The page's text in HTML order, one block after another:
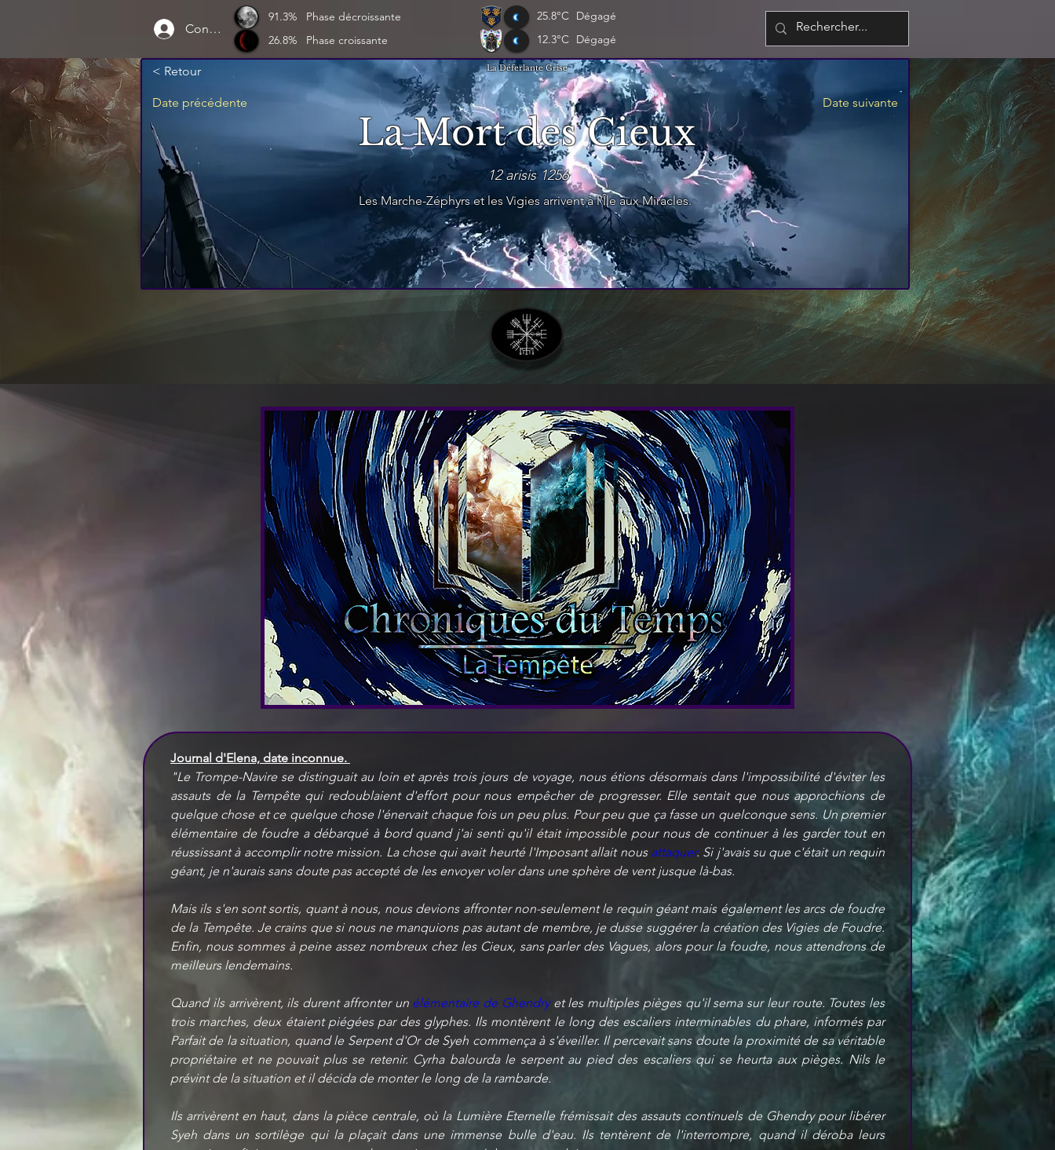
Connexion
91.3%
Phase décroissante
26.8%
Phase croissante
25.8°C Dégagé
12.3°C Dégagé
< Retour
Date précédente Date suivante
La Mort des Cieux
Les Marche-Zéphyrs et les Vigies arrivent à l'Île aux Miracles.
12 arisis 1256
La Déferlante Grise
Journal d'Elena, date inconnue.
"Le Trompe-Navire se distinguait au loin et après trois jours de voyage, nous étions désormais dans l'impossibilité d'éviter les
assauts de la Tempête qui redoublaient d'effort pour nous empêcher de progresser. Elle sentait que nous approchions de
quelque chose et ce quelque chose l'énervait chaque fois un peu plus. Pour peu que ça fasse un quelconque sens. Un premier
élémentaire de foudre a débarqué à bord quand j'ai senti qu'il était impossible pour nous de continuer à les garder tout en
réussissant à accomplir notre mission. La chose qui avait heurté l'Imposant allait nous attaquer. Si j'avais su que c'était un requin
géant, je n'aurais sans doute pas accepté de les envoyer voler dans une sphère de vent jusque là-bas.
Mais ils s'en sont sortis, quant à nous, nous devions affronter non-seulement le requin géant mais également les arcs de foudre
de la Tempête. Je crains que si nous ne manquions pas autant de membre, je dusse suggérer la création des Vigies de Foudre.
Enfin, nous sommes à peine assez nombreux chez les Cieux, sans parler des Vagues, alors pour la foudre, nous attendrons de
meilleurs lendemains.
Quand ils arrivèrent, ils durent affronter un élémentaire de Ghendry et les multiples pièges qu'il sema sur leur route. Toutes les
trois marches, deux étaient piégées par des glyphes. Ils montèrent le long des escaliers interminables du phare, informés par
Parfait de la situation, quand le Serpent d'Or de Syeh commença à s'éveiller. Il percevait sans doute la proximité de sa véritable
propriétaire et ne pouvait plus se retenir. Cyrha balourda le serpent au pied des escaliers qui se heurta aux pièges. Nils le
prévint de la situation et il décida de monter le long de la rambarde.
Ils arrivèrent en haut, dans la pièce centrale, où la Lumière Eternelle frémissait des assauts continuels de Ghendry pour libérer
Syeh dans un sortilège qui la plaçait dans une immense bulle d'eau. Ils tentèrent de l'interrompre, quand il déroba leurs